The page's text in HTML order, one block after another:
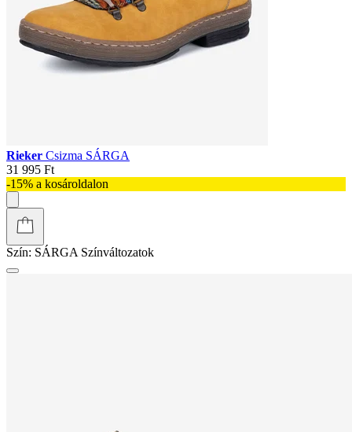
Rieker Csizma SÁRGA
31 995 Ft
-15% a kosároldalon
Szín: SÁRGA Színváltozatok